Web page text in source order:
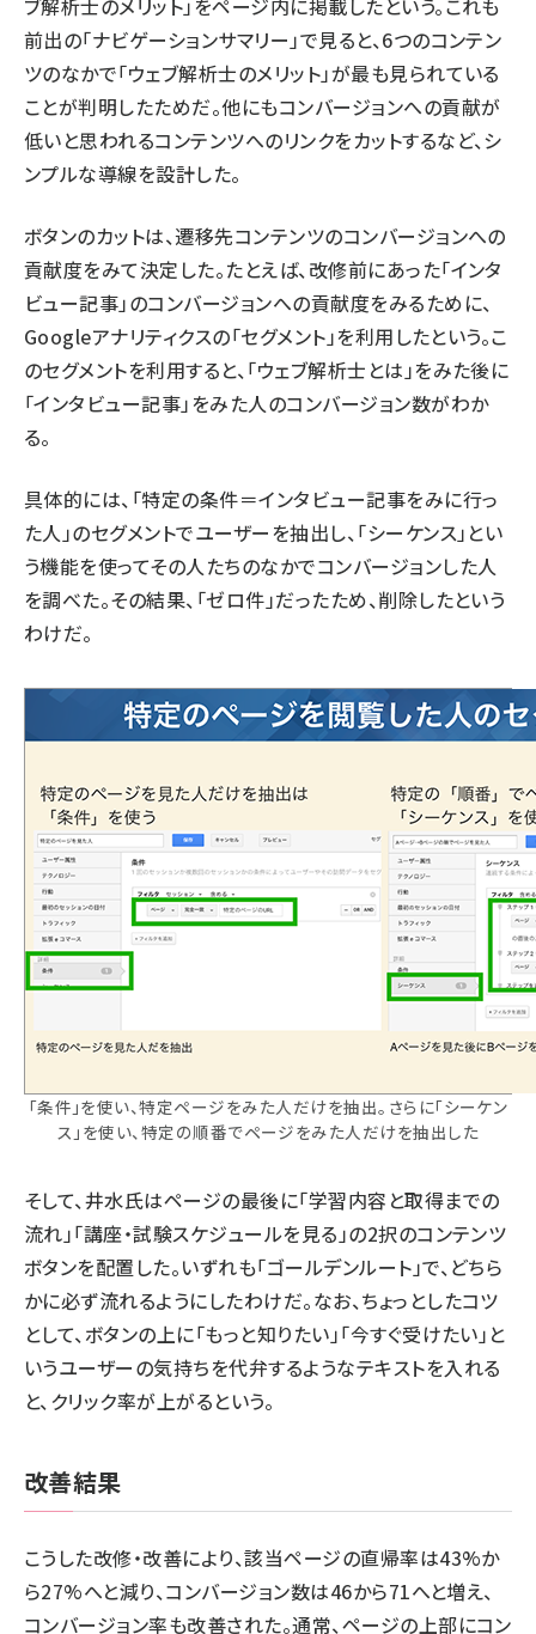
ブ解析士のメリット」をページ内に掲載したという。これも
前出の「ナビゲーションサマリー」で見ると、6つのコンテン
ツのなかで「ウェブ解析士のメリット」が最も見られている
ことが判明したためだ。他にもコンバージョンへの貢献が
低いと思われるコンテンツへのリンクをカットするなど、シ
ンプルな導線を設計した。
ボタンのカットは、遷移先コンテンツのコンバージョンへの
貢献度をみて決定した。たとえば、改修前にあった「インタ
ビュー記事」のコンバージョンへの貢献度をみるために、
Googleアナリティクスの「セグメント」を利用したという。こ
のセグメントを利用すると、「ウェブ解析士とは」をみた後に
「インタビュー記事」をみた人のコンバージョン数がわか
る。
具体的には、「特定の条件＝インタビュー記事をみに行っ
た人」のセグメントでユーザーを抽出し、「シーケンス」とい
う機能を使ってその人たちのなかでコンバージョンした人
を調べた。その結果、「ゼロ件」だったため、削除したという
わけだ。
「条件」を使い、特定ページをみた人だけを抽出。さらに「シーケン
ス」を使い、特定の順番でページをみた人だけを抽出した
そして、井水氏はページの最後に「学習内容と取得までの
流れ」「講座・試験スケジュールを見る」の2択のコンテンツ
ボタンを配置した。いずれも「ゴールデンルート」で、どちら
かに必ず流れるようにしたわけだ。なお、ちょっとしたコツ
として、ボタンの上に「もっと知りたい」「今すぐ受けたい」と
いうユーザーの気持ちを代弁するようなテキストを入れる
と、クリック率が上がるという。
改善結果
こうした改修・改善により、該当ページの直帰率は43%か
ら27%へと減り、コンバージョン数は46から71へと増え、
コンバージョン率も改善された。通常、ページの上部にコン